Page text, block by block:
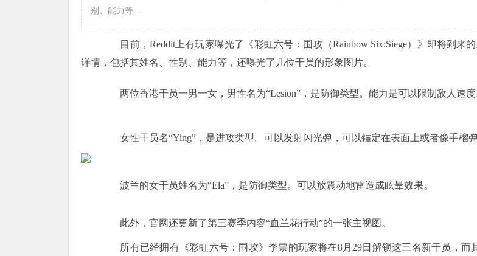
别、能力等…
目前， Reddit上有玩家曝光了《彩虹六号：围攻（Rainbow Six:Siege）》即将到来
详情，包括其姓名、性别、能力等，还曝光了几位干员的形象图片。
两位香港干员一男一女，男性名为“Lesion”，是防御类型。能力是可以限制敌人速度
女性干员名“Ying”，是进攻类型。可以发射闪光弹，可以锚定在表面上或者像手榴弹
波兰的女干员姓名为“Ela”，是防御类型。可以放震动地雷造成眩晕效果。
此外，官网还更新了第三赛季内容“血兰花行动”的一张主视图。
所有已经拥有《彩虹六号：围攻》季票的玩家将在8月29日解锁这三名新干员，而